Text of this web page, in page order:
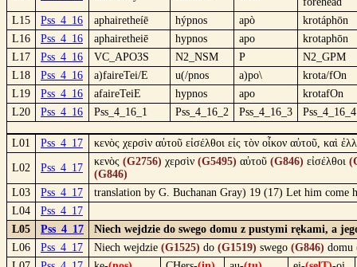
L15
Pss_4_16 aphairetheíē hýpnos apò
krotáphōn
L16
Pss_4_16 aphairetheiē hypnos apo
krotaphōn
L17
Pss_4_16 VC_APO3S N2_NSM P
N2_GPM
L18
Pss_4_16 a)faireTei/E u(/pnos a)po\
krota/fOn
L19
Pss_4_16 afaireTeiE hypnos apo
krotafOn
L20
Pss_4_16 Pss_4_16_1 Pss_4_16_2 Pss_4_16_3 Pss_4_16_4
L01 Pss_4_17 κενὸς χερσὶν αὐτοῦ εἰσέλθοι εἰς τὸν οἶκον αὐτοῦ, καὶ
L02 Pss_4_17
κενὸς (G2756) χερσὶν (G5495) αὐτοῦ (G846) εἰσέλθοι
(G846)
L03
Pss_4_17
translation by G. Buchanan Gray) 19 (17) Let him come
L04
Pss_4_17
L05
Pss_4_17
Niech wejdzie do swego domu z pustymi rękami, a
L06
Pss_4_17 Niech wejdzie (G1525) do (G1519) swego (G846) domu